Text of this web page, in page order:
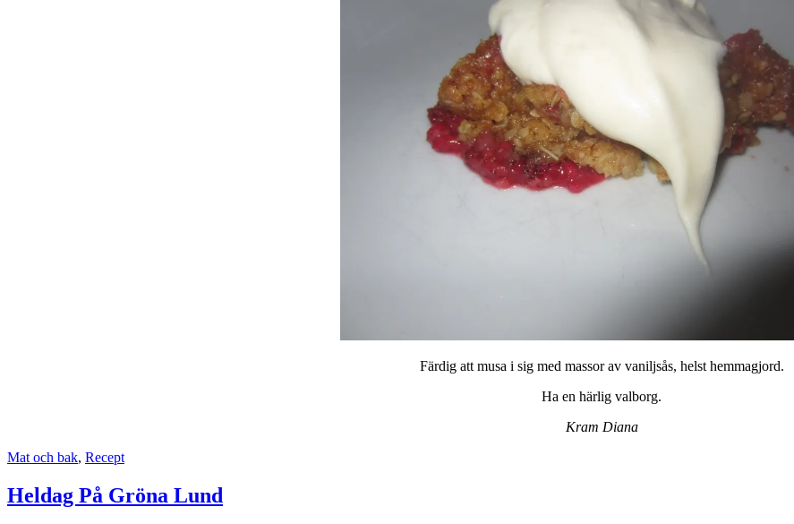
Färdig att musa i sig med massor av vaniljsås, helst hemmagjord.
Ha en härlig valborg.
Kram Diana
Mat och bak, Recept
Heldag På Gröna Lund